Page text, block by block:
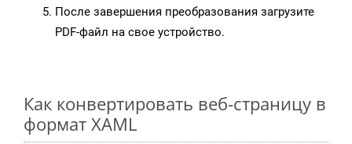
После завершения преобразования загрузите
PDF-файл на свое устройство.
Как конвертировать веб-страницу в
формат XAML